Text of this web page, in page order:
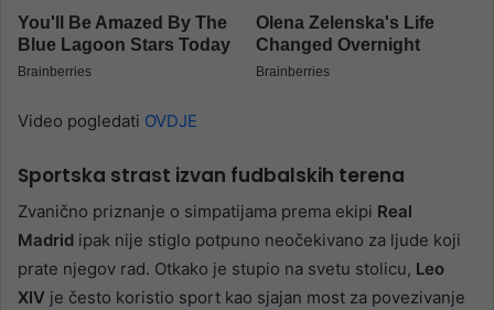
Video pogledati OVDJE
Sportska strast izvan fudbalskih terena
Zvanično priznanje o simpatijama prema ekipi Real
Madrid ipak nije stiglo potpuno neočekivano za ljude koji
prate njegov rad. Otkako je stupio na svetu stolicu, Leo
XIV je često koristio sport kao sjajan most za povezivanje